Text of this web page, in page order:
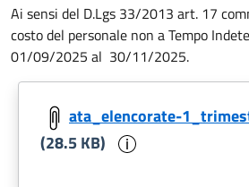
Ai sensi del D.Lgs 33/2013 art. 17
costo del personale non a Tempo
01/09/2025 al 30/11/2025.
ata_elencorate-
(28.5 KB)